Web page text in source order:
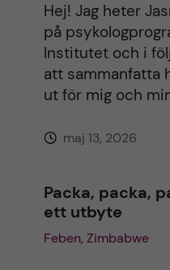
Hej! Jag heter
på
Institutet och i
att sammanfatta
ut för mig och
maj 13, 2026
Packa, packa,
ett utbyte
Feben, Zimbabwe